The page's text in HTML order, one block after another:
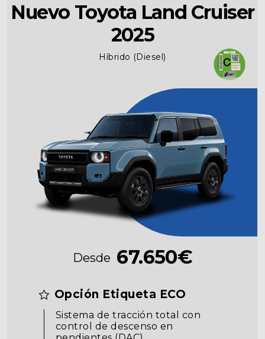
Nuevo Toyota Land Cruiser
2025
Híbrido (Diesel)
Desde 67.650€
Opción Etiqueta ECO
Sistema de tracción total con
control de descenso en